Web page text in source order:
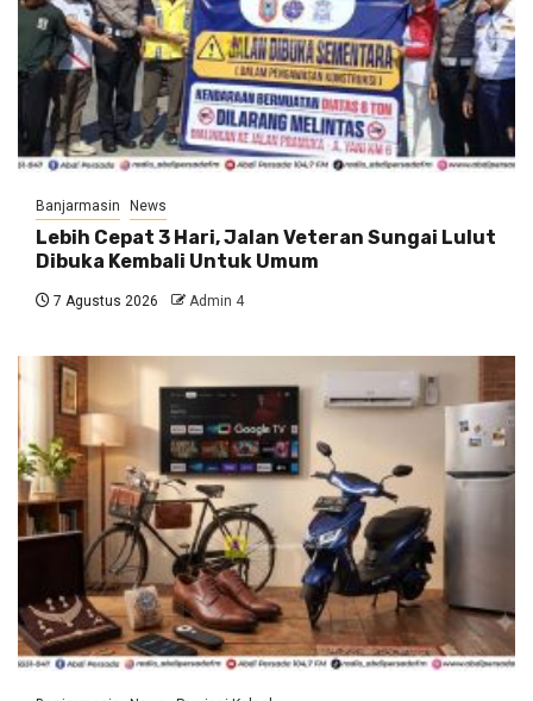
Banjarmasin News
Lebih Cepat 3 Hari, Jalan Veteran Sungai Lulut
Dibuka Kembali Untuk Umum
7 Agustus 2026 Admin 4